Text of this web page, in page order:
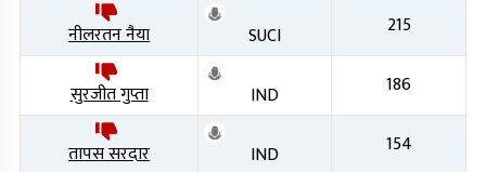
नीलरतन नैया SUCI 215
सुरजीत गुप्ता IND 186
तापस सरदार IND 154